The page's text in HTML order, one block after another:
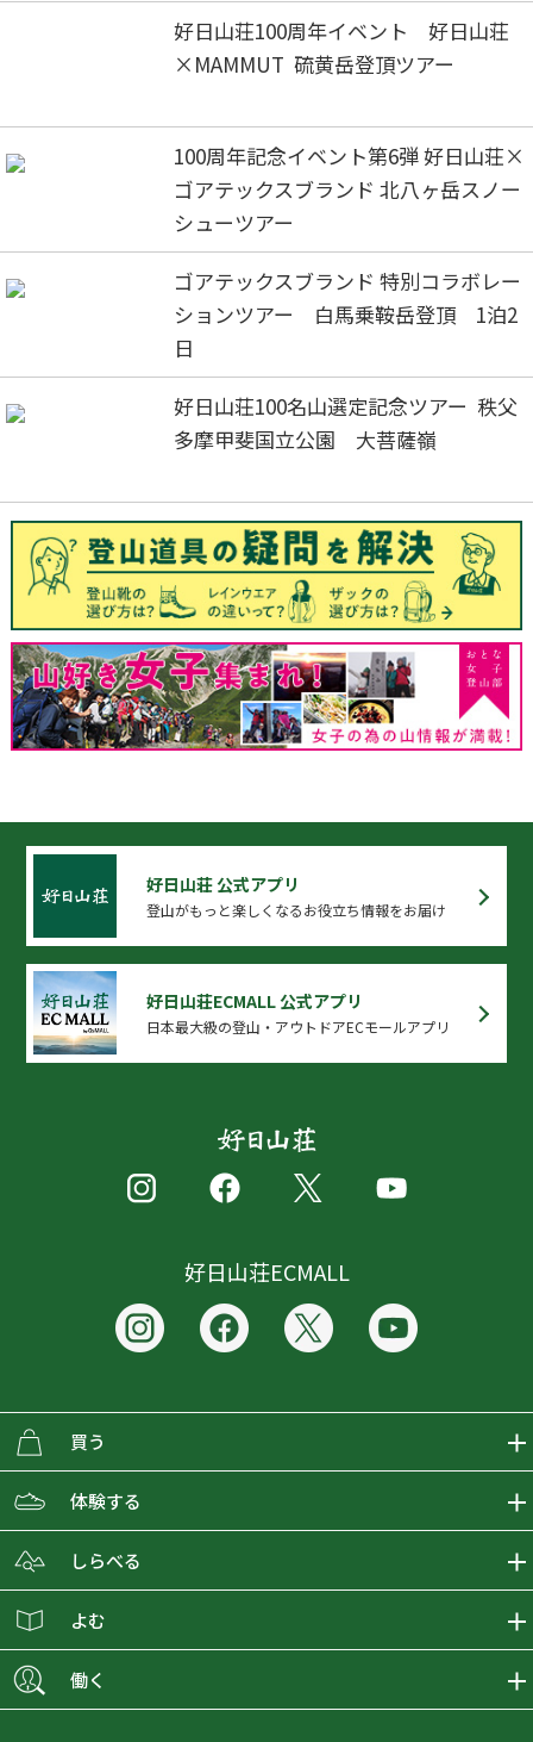
好日山荘100周年イベント 好日山荘
×MAMMUT 硫黄岳登頂ツアー
100周年記念イベント第6弾 好日山荘×
ゴアテックスブランド 北八ヶ岳スノー
シューツアー
ゴアテックスブランド 特別コラボレー
ションツアー 白馬乗鞍岳登頂 1泊2
日
好日山荘100名山選定記念ツアー 秩父
多摩甲斐国立公園 大菩薩嶺
好日山荘 公式アプリ
登山がもっと楽しくなるお役立ち情報をお届け
好日山荘ECMALL 公式アプリ
日本最大級の登山・アウトドアECモールアプリ
好日山荘ECMALL
買う
ECMALLの商品をさがす
取り扱いブランド一覧
ショップブログ
会員募集
体験する
おとな女子登山部
グラビティリサーチ
しらべる
登山レポート
よむ
働く